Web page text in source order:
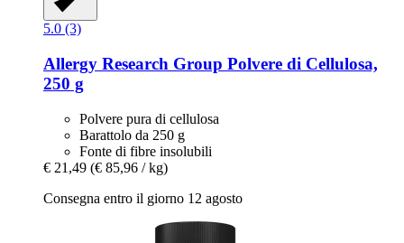
5.0 (3)
Allergy Research Group Polvere di Cellulosa,
250 g
Polvere pura di cellulosa
Barattolo da 250 g
Fonte di fibre insolubili
€ 21,49 (€ 85,96 / kg)
Consegna entro il giorno 12 agosto